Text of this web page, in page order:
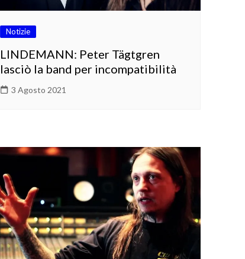
Notizie
LINDEMANN: Peter Tägtgren
lasciò la band per incompatibilità
3 Agosto 2021